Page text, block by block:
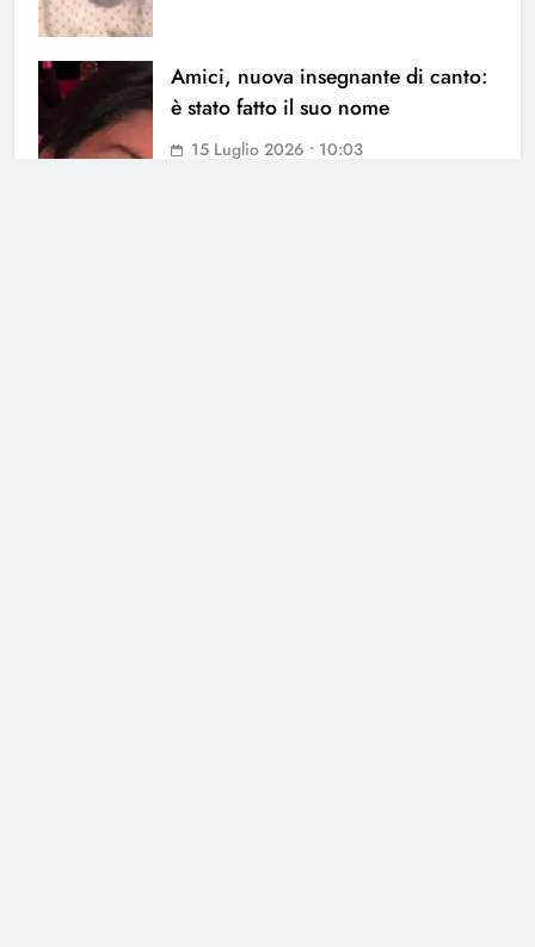
Amici, nuova insegnante di canto:
è stato fatto il suo nome
15 Luglio 2026 • 10:03